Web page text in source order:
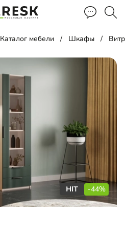
Каталог мебели Шкафы
-44%